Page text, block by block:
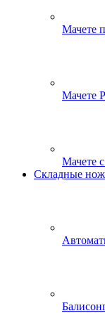
Мачете
Мачете
Мачете
Складные